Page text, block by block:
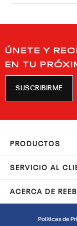
ÚNETE Y
EN TU
SUSCRIBIRME
PRODUCTOS
SERVICIO AL
ACERCA DE
Politicas de